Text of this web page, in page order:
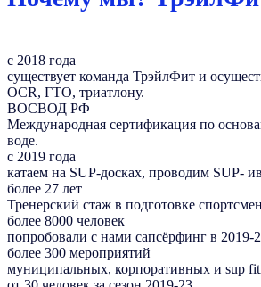
с 2018 года
существует команда ТрэйлФит и
OCR, ГТО, триатлону.
ВОСВОД РФ
Международная сертификация по
воде.
с 2019 года
катаем на SUP-досках, проводим SUP-
более 27 лет
Тренерский стаж в подготовке
более 8000 человек
попробовали с нами сапсёрфинг в 2019-
более 300 мероприятий
муниципальных, корпоративных и sup